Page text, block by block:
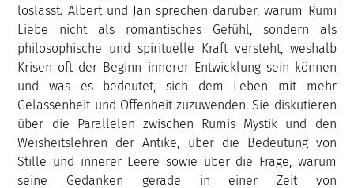
loslässt. Albert und Jan sprechen darüber, warum Rumi
Liebe nicht als romantisches Gefühl, sondern als
philosophische und spirituelle Kraft versteht, weshalb
Krisen oft der Beginn innerer Entwicklung sein können
und was es bedeutet, sich dem Leben mit mehr
Gelassenheit und Offenheit zuzuwenden. Sie diskutieren
über die Parallelen zwischen Rumis Mystik und den
Weisheitslehren der Antike, über die Bedeutung von
Stille und innerer Leere sowie über die Frage, warum
seine Gedanken gerade in einer Zeit von